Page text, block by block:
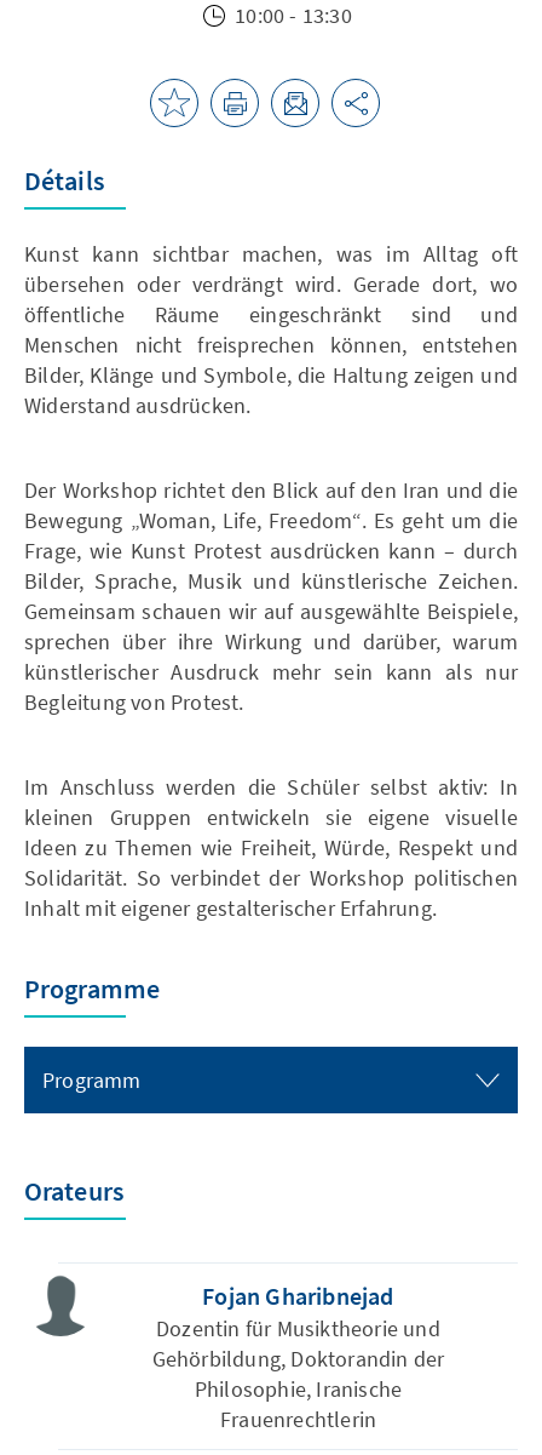
10:00 - 13:30
Détails
Kunst kann sichtbar machen, was im Alltag oft
übersehen oder verdrängt wird. Gerade dort, wo
öffentliche Räume eingeschränkt sind und
Menschen nicht freisprechen können, entstehen
Bilder, Klänge und Symbole, die Haltung zeigen und
Widerstand ausdrücken.
Der Workshop richtet den Blick auf den Iran und die
Bewegung „Woman, Life, Freedom“. Es geht um die
Frage, wie Kunst Protest ausdrücken kann – durch
Bilder, Sprache, Musik und künstlerische Zeichen.
Gemeinsam schauen wir auf ausgewählte Beispiele,
sprechen über ihre Wirkung und darüber, warum
künstlerischer Ausdruck mehr sein kann als nur
Begleitung von Protest.
Im Anschluss werden die Schüler selbst aktiv: In
kleinen Gruppen entwickeln sie eigene visuelle
Ideen zu Themen wie Freiheit, Würde, Respekt und
Solidarität. So verbindet der Workshop politischen
Inhalt mit eigener gestalterischer Erfahrung.
Programme
Programm
Orateurs
Fojan Gharibnejad
Dozentin für Musiktheorie und
Gehörbildung, Doktorandin der
Philosophie, Iranische
Frauenrechtlerin